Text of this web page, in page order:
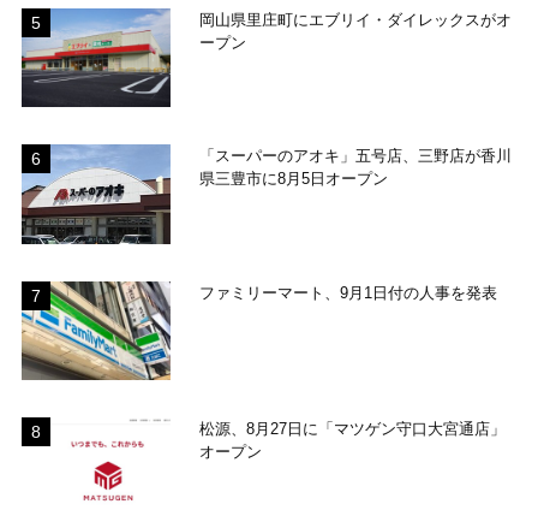
岡山県里庄町にエブリイ・ダイレックスがオ
ープン
「スーパーのアオキ」五号店、三野店が香川
県三豊市に8月5日オープン
ファミリーマート、9月1日付の人事を発表
松源、8月27日に「マツゲン守口大宮通店」
オープン